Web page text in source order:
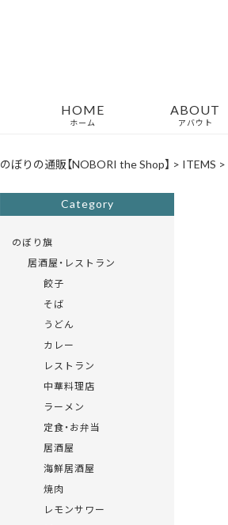
HOME
ホーム
ABOUT
アバウト
のぼりの通販【NOBORI the Shop】 > ITEMS >
Category
のぼり旗
居酒屋・レストラン
餃子
そば
うどん
カレー
レストラン
中華料理店
ラーメン
定食・お弁当
居酒屋
海鮮居酒屋
焼肉
レモンサワー